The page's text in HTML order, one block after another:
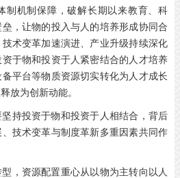
制机制保障，破解长期以来教育、科
，让物的投入与人的培养形成协同合
术变革加速演进、产业升级持续深化
于物和投资于人紧密结合的人才培养
平台等物质资源切实转化为人才成长
放为创新动能。
持投资于物和投资于人相结合，背后
技术变革与制度革新多重因素共同作
，资源配置重心从以物为主转向以人